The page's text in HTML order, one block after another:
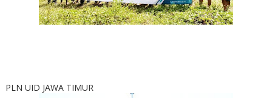
PLN UID JAWA TIMUR